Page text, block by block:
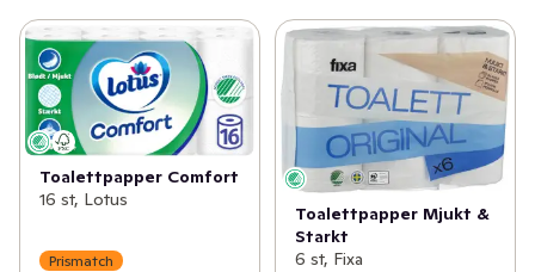
Toalettpapper Comfort
16 st, Lotus
Prismatch
Toalettpapper Mjukt &
Starkt
6 st, Fixa